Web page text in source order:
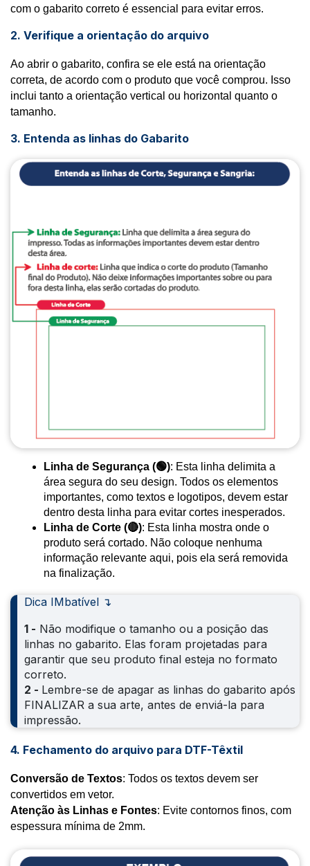
com o gabarito correto é essencial para evitar erros.
2. Verifique a orientação do arquivo
Ao abrir o gabarito, confira se ele está na orientação
correta, de acordo com o produto que você comprou. Isso
inclui tanto a orientação vertical ou horizontal quanto o
tamanho.
3. Entenda as linhas do Gabarito
Linha de Segurança (🟢): Esta linha delimita a
área segura do seu design. Todos os elementos
importantes, como textos e logotipos, devem estar
dentro desta linha para evitar cortes inesperados.
Linha de Corte (🔴): Esta linha mostra onde o
produto será cortado. Não coloque nenhuma
informação relevante aqui, pois ela será removida
na finalização.
Dica IMbatível ↴
1 - Não modifique o tamanho ou a posição das
linhas no gabarito. Elas foram projetadas para
garantir que seu produto final esteja no formato
correto.
2 - Lembre-se de apagar as linhas do gabarito após
FINALIZAR a sua arte, antes de enviá-la para
impressão.
4. Fechamento do arquivo para DTF-Têxtil
Conversão de Textos: Todos os textos devem ser
convertidos em vetor.
Atenção às Linhas e Fontes: Evite contornos finos, com
espessura mínima de 2mm.